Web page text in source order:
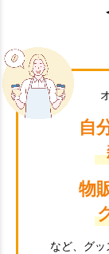
自
物
など、グ